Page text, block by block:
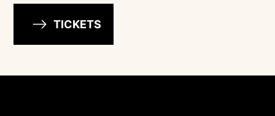
TICKETS